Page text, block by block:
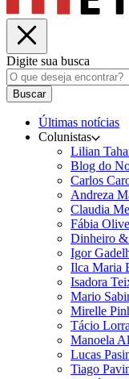
Digite sua busca
Buscar
Últimas notícias
Colunistas
Lilian
Blog do
Carlos
Andreza
Claudia
Fábia
Dinheiro
Igor
Ilca Maria
Isadora
Mario
Mirelle
Tácio
Manoela
Lucas
Tiago